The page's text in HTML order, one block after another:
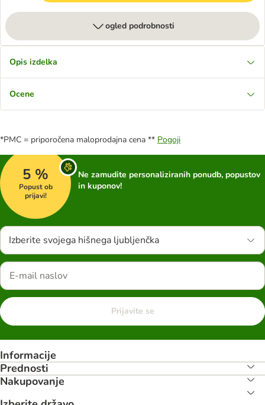
ogled podrobnosti
Opis izdelka
Ocene
*PMC = priporočena maloprodajna cena ** Pogoji
5 %
Popust ob
prijavi!
Ne zamudite personaliziranih ponudb, popustov
in kuponov!
Izberite svojega hišnega ljubljenčka
Prijavite se
Informacije
Prednosti
Nakupovanje